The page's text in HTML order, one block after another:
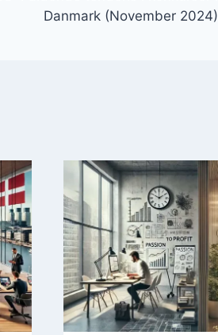
Danmark (November 2024)